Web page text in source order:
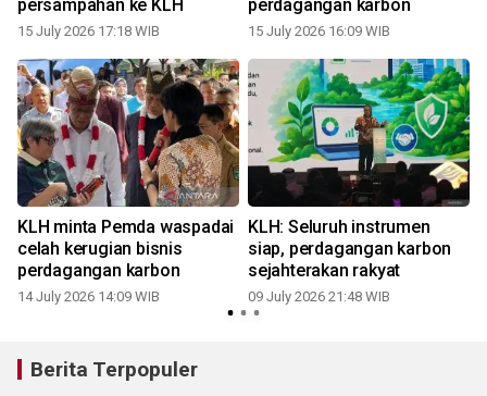
persampahan ke KLH
15 July 2026 17:18 WIB
perdagangan karbon
15 July 2026 16:09 WIB
KLH minta Pemda waspadai
celah kerugian bisnis
perdagangan karbon
14 July 2026 14:09 WIB
KLH: Seluruh instrumen
siap, perdagangan karbon
sejahterakan rakyat
09 July 2026 21:48 WIB
Berita Terpopuler